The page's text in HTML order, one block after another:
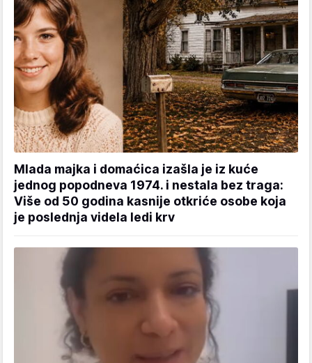
Mlada majka i domaćica izašla je iz kuće
jednog popodneva 1974. i nestala bez traga:
Više od 50 godina kasnije otkriće osobe koja
je poslednja videla ledi krv